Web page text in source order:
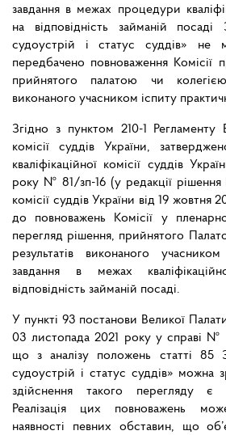
завдання в межах процедури
на відповідність займаній
судоустрій і статус суддів» не
передбачено повноваження Комісії
прийнятого палатою чи
виконаного учасником іспиту
Згідно з пунктом 210-1 Регламенту
комісії суддів України,
кваліфікаційної комісії суддів
року № 81/зп-16 (у редакції рішення
комісії суддів України від 19
до повноважень Комісії у
перегляд рішення, прийнятого
результатів виконаного
завдання в межах
відповідність займаній посаді.
У пункті 93 постанови Великої
03 листопада 2021 року у справі №
що з аналізу положень статті 85
судоустрій і статус суддів» можна
здійснення такого перегляду є
Реалізація цих повноважень
наявності певних обставин, що